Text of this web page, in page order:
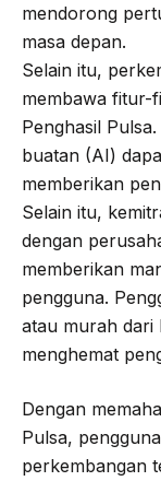
mendorong
masa depan.
Selain itu,
membawa fitur-
Penghasil
buatan (AI)
memberikan
Selain itu,
dengan
memberikan
pengguna.
atau murah dari
menghemat
Dengan
Pulsa,
perkembangan